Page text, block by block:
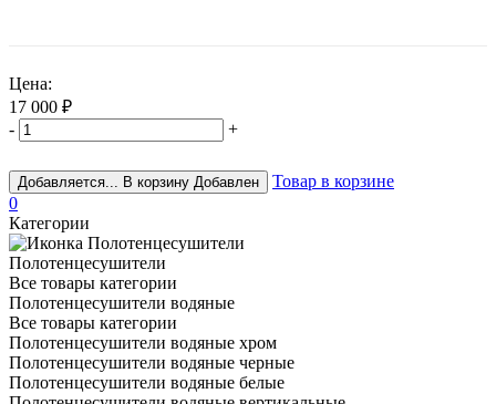
Цена:
17 000 ₽
-
+
Добавляется... В корзину Добавлен
Товар в корзине
0
Категории
Полотенцесушители
Все товары категории
Полотенцесушители водяные
Все товары категории
Полотенцесушители водяные хром
Полотенцесушители водяные черные
Полотенцесушители водяные белые